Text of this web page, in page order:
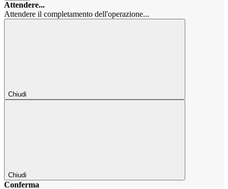
Attendere...
Attendere il completamento dell'operazione...
Chiudi
Chiudi
Conferma